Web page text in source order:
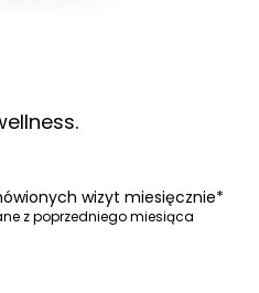
wizyt miesięcznie*
z poprzedniego miesiąca